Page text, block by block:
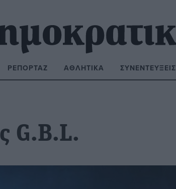
ΡΕΠΟΡΤΆΖ ΑΘΛΗΤΙΚΆ ΣΥΝΕΝΤΕΎΞΕΙΣ
G.B.L.